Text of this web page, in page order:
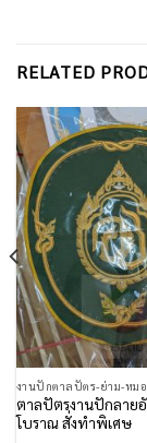
RELATED
งานปักตาลปัตร-ย่าม-ห
ตาลปัตรงานปักลาย
โบราณ สั่งทำพิเศษ